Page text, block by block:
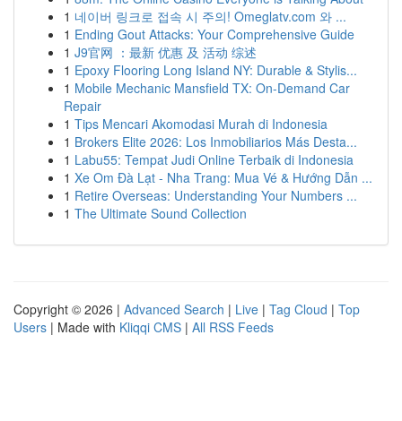
1 네이버 링크로 접속 시 주의! Omeglatv.com 와 ...
1 Ending Gout Attacks: Your Comprehensive Guide
1 J9官网 ：最新 优惠 及 活动 综述
1 Epoxy Flooring Long Island NY: Durable & Stylis...
1 Mobile Mechanic Mansfield TX: On-Demand Car
Repair
1 Tips Mencari Akomodasi Murah di Indonesia
1 Brokers Elite 2026: Los Inmobiliarios Más Desta...
1 Labu55: Tempat Judi Online Terbaik di Indonesia
1 Xe Om Đà Lạt - Nha Trang: Mua Vé & Hướng Dẫn ...
1 Retire Overseas: Understanding Your Numbers ...
1 The Ultimate Sound Collection
Copyright © 2026 | Advanced Search | Live | Tag Cloud | Top
Users | Made with Kliqqi CMS | All RSS Feeds